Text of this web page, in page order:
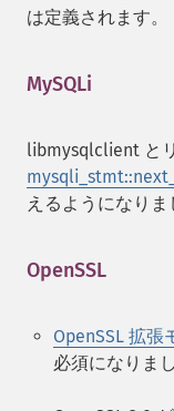
は定義されます。
MySQLi
libmysqlclient と
えるようになりま
OpenSSL
OpenSSL 拡張
必須になりまし